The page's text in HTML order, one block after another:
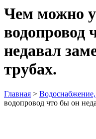
Чем можно
водопровод
недавал
трубах.
Главная > Водоснабжение,
водопровод что бы он